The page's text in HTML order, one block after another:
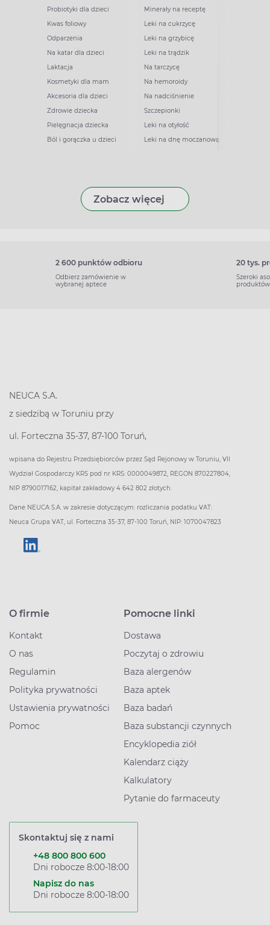
Probiotyki dla dzieci
Kwas foliowy
Odparzenia
Na katar dla dzieci
Laktacja
Kosmetyki dla mam
Akcesoria dla dzieci
Zdrowie dziecka
Pielęgnacja dziecka
Ból i gorączka u dzieci
Minerały na receptę
Leki na cukrzycę
Leki na grzybicę
Leki na trądzik
Na tarczycę
Na hemoroidy
Na nadciśnienie
Szczepionki
Leki na otyłość
Leki na dnę moczanową
Zobacz więcej
2 600 punktów odbioru
Odbierz zamówienie w
wybranej aptece
20 tys.
Szeroki
produktów
NEUCA S.A.
z siedzibą w Toruniu przy
ul. Forteczna 35-37, 87-100 Toruń,
wpisana do Rejestru Przedsiębiorców przez Sąd Rejonowy w Toruniu, VII
Wydział Gospodarczy KRS pod nr KRS: 0000049872, REGON 870227804,
NIP 8790017162, kapitał zakładowy 4 642 802 złotych.
Dane NEUCA S.A. w zakresie dotyczącym: rozliczania podatku VAT:
Neuca Grupa VAT, ul. Forteczna 35-37, 87-100 Toruń, NIP: 1070047823
O firmie
Kontakt
O nas
Regulamin
Polityka prywatności
Ustawienia prywatności
Pomoc
Pomocne linki
Dostawa
Poczytaj o zdrowiu
Baza alergenów
Baza aptek
Baza badań
Baza substancji czynnych
Encyklopedia ziół
Kalendarz ciąży
Kalkulatory
Pytanie do farmaceuty
Skontaktuj się z nami
+48 800 800 600
Dni robocze 8:00-18:00
Napisz do nas
Dni robocze 8:00-18:00